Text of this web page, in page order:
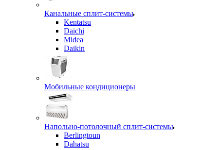
Канальные сплит-системы
Kentatsu
Daichi
Midea
Daikin
Мобильные кондиционеры
Напольно-потолочный сплит-системы
Berlingtoun
Dahatsu